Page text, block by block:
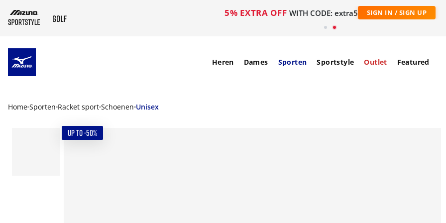
5% EXTRA OFF WITH CODE: extra5 SIGN IN / SIGN UP
Heren Dames Sporten Sportstyle Outlet Featured
Home Sporten Racket sport Schoenen Unisex
UP TO -50%